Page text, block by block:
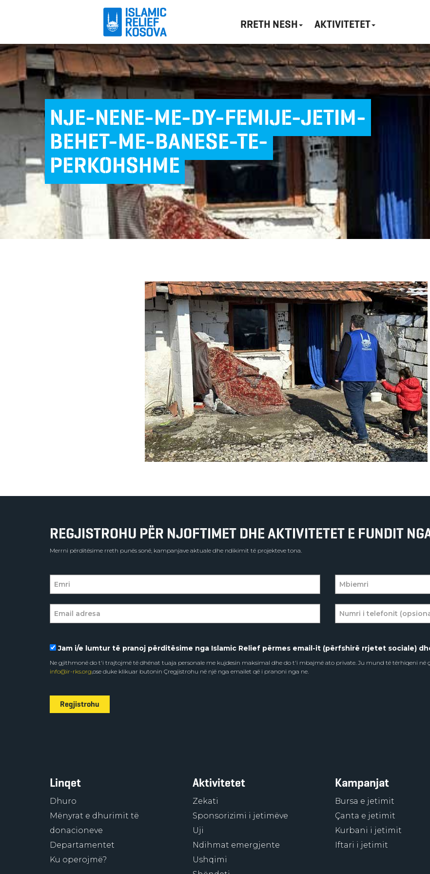
RRETH NESH AKTIVITETET
NJE-NENE-ME-DY-FEMIJE-JETIM-
BEHET-ME-BANESE-TE-
PERKOHSHME
REGJISTROHU PËR NJOFTIMET DHE AKTIVITETET E FUNDIT
Merrni përditësime rreth punës sonë, kampanjave aktuale dhe ndikimit të projekteve tona.
Jam i/e lumtur të pranoj përditësime nga Islamic Relief përmes email-it (përfshirë rrjetet sociale)
Ne gjithmonë do t'i trajtojmë të dhënat tuaja personale me kujdesin maksimal dhe do t'i mbajmë ato private. Ju mund të tërhiqeni
info@ir-rks.org,ose duke klikuar butonin Çregjistrohu në një nga emailet që i pranoni nga ne.
Regjistrohu
Linqet
Dhuro
Mënyrat e dhurimit të
donacioneve
Departamentet
Ku operojmë?
Aktivitetet
Zekati
Sponsorizimi i jetimëve
Uji
Ndihmat emergjente
Ushqimi
Kampanjat
Bursa e jetimit
Çanta e jetimit
Kurbani i jetimit
Iftari i jetimit